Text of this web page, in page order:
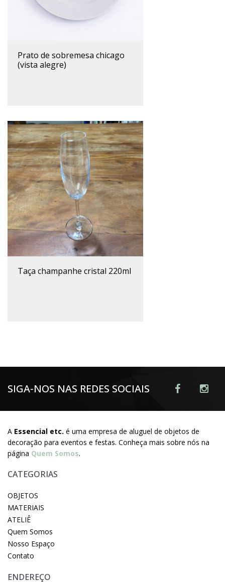
prato de sobremesa chicago
(vista alegre)
taça champanhe cristal 220ml
SIGA-NOS NAS REDES SOCIAIS
A Essencial etc. é uma empresa de aluguel de objetos de
decoração para eventos e festas. Conheça mais sobre nós na
página Quem Somos.
CATEGORIAS
OBJETOS
MATERIAIS
ATELIÊ
Quem Somos
Nosso Espaço
Contato
ENDEREÇO